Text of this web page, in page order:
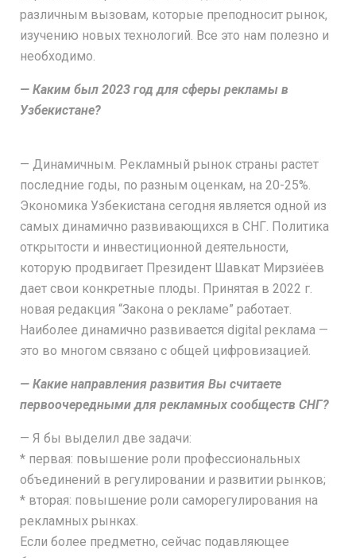
различным вызовам, которые преподносит рынок,
изучению новых технологий. Все это нам полезно и
необходимо.
— Каким был 2023 год для сферы рекламы в
Узбекистане?
— Динамичным. Рекламный рынок страны растет
последние годы, по разным оценкам, на 20-25%.
Экономика Узбекистана сегодня является одной из
самых динамично развивающихся в СНГ. Политика
открытости и инвестиционной деятельности,
которую продвигает Президент Шавкат Мирзиёeв
дает свои конкретные плоды. Принятая в 2022 г.
новая редакция “Закона о рекламе” работает.
Наиболее динамично развивается digital реклама —
это во многом связано с общей цифровизацией.
— Какие направления развития Вы считаете
первоочередными для рекламных сообществ СНГ?
— Я бы выделил две задачи:
* первая: повышение роли профессиональных
объединений в регулировании и развитии рынков;
* вторая: повышение роли саморегулирования на
рекламных рынках.
Если более предметно, сейчас подавляющее